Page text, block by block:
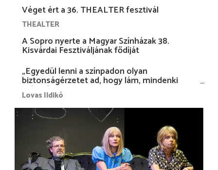
Véget ért a 36. THEALTER fesztivál
THEALTER
A Sopro nyerte a Magyar Színházak 38.
Kisvárdai Fesztiváljának fődíját
„Egyedül lenni a színpadon olyan
biztonságérzetet ad, hogy lám, mindenki
más nélkül is megvagyok magammal…”
Lovas Ildikó